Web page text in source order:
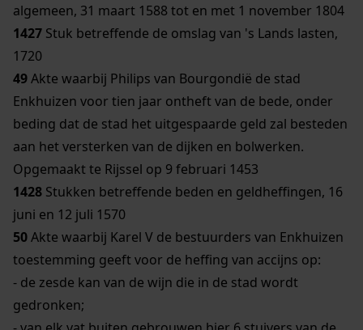
algemeen, 31 maart 1588 tot en met 1 november 1804
1427 Stuk betreffende de omslag van 's Lands lasten,
1720
49Akte waarbij Philips van Bourgondië de stad
Enkhuizen voor tien jaar ontheft van de bede, onder
beding dat de stad het uitgespaarde geld zal besteden
aan het versterken van de dijken en bolwerken.
Opgemaakt te Rijssel op 9 februari 1453
1428 Stukken betreffende beden en geldheffingen, 16
juni en 12 juli 1570
50Akte waarbij Karel V de bestuurders van Enkhuizen
toestemming geeft voor de heffing van accijns op:
- de zesde kan van de wijn die in de stad wordt
gedronken;